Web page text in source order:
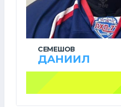
СЕМЕШОВ
ДАНИИЛ